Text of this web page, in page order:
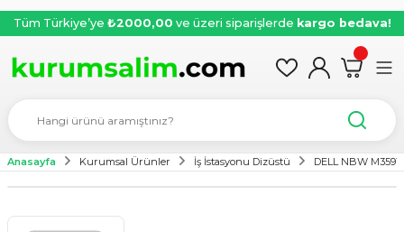
Tüm Türkiye’ye ₺2000,00 ve üzeri siparişlerde kargo bedava!
Anasayfa Kurumsal Ürünler İş İstasyonu Dizüstü DELL NBW M3591